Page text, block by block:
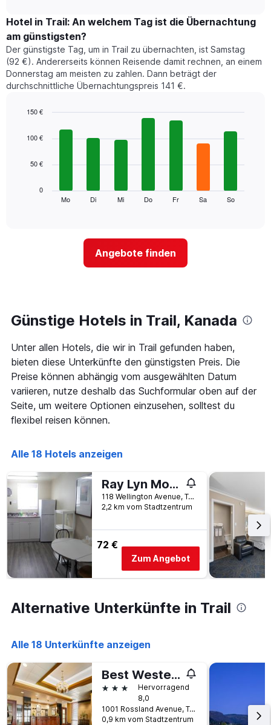
den
durchschnittlichen
Zimmerpreis
im
jeweiligen
Monat
an.
Diagramm
die
Monate
Zimmerpreis
anzeigt.
Hotel in Trail: An welchem Tag ist die Übernachtung
am günstigsten?
Der günstigste Tag, um in Trail zu übernachten, ist Samstag
(92 €). Andererseits können Reisende damit rechnen, an einem
Donnerstag am meisten zu zahlen. Dann beträgt der
durchschnittliche Übernachtungspreis 141 €.
chart
bars.
durchschnittlichen
jeweiligen
Wochentag.
Diagramm
hat
X-
Achse,
die
die
Das
hat
Achse,
die
durchschnittlichen
Zimmerpreis
anzeigt.
Mo Di Mi Do Fr Sa So
0
50 €
100 €
150 €
Angebote finden
Günstige Hotels in Trail, Kanada
Unter allen Hotels, die wir in Trail gefunden haben,
bieten diese Unterkünfte den günstigsten Preis. Die
Preise können abhängig vom ausgewählten Datum
variieren, nutze deshalb das Suchformular oben auf der
Seite, um weitere Optionen einzusehen, solltest du
flexibel reisen können.
Alle 18 Hotels anzeigen
Ray Lyn Motel
118 Wellington Avenue, Trail, BC, Kanada
2,2 km vom Stadtzentrum
72 €
Zum Angebot
Alternative Unterkünfte in Trail
Alle 18 Unterkünfte anzeigen
Best Western Plus Columbia River Hotel
3 SterneHervorragend
8,0
1001 Rossland Avenue, Trail, BC, Kanada
0,9 km vom Stadtzentrum